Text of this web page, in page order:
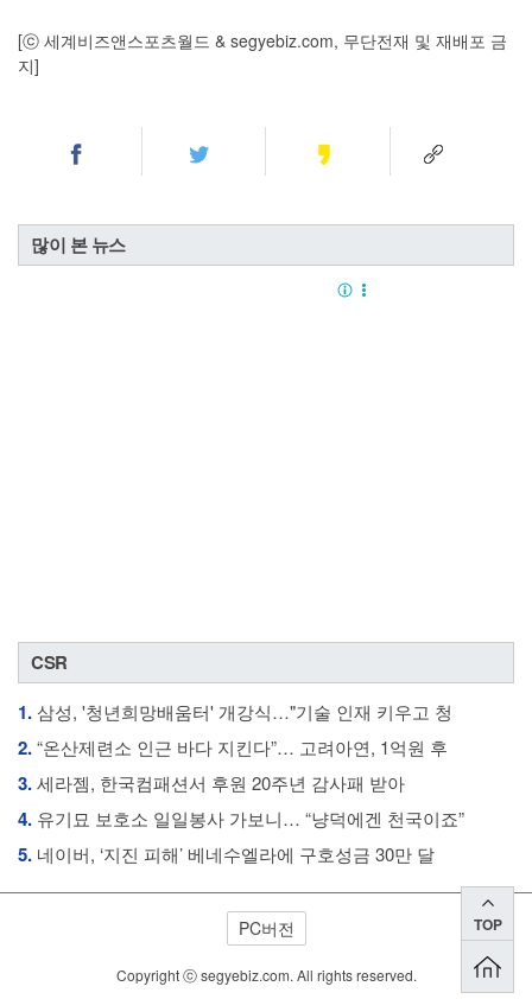
[ⓒ 세계비즈앤스포츠월드 & segyebiz.com, 무단전재 및 재배포 금
지]
많이 본 뉴스
CSR
1.삼성, '청년희망배움터' 개강식…"기술 인재 키우고 청
2.“온산제련소 인근 바다 지킨다”… 고려아연, 1억원 후
3.세라젬, 한국컴패션서 후원 20주년 감사패 받아
4. 유기묘 보호소 일일봉사 가보니… “냥덕에겐 천국이죠”
5. 네이버, ‘지진 피해’ 베네수엘라에 구호성금 30만 달
PC버전
Copyright ⓒ segyebiz.com. All rights reserved.
TOP